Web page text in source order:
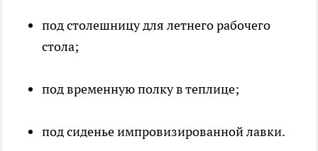
под столешницу для летнего рабочего
стола;
под временную полку в теплице;
под сиденье импровизированной лавки.